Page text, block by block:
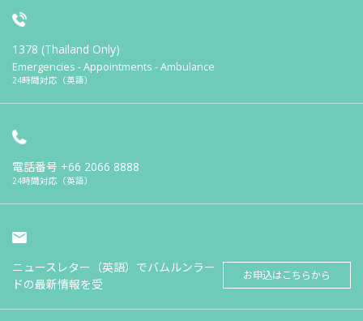
1378 (Thailand Only)
Emergencies - Appointments - Ambulance
24時間対応（英語）
電話番号 +66 2066 8888
24時間対応（英語）
ニュースレター（英語）でバムルンラー
ドの最新情報を受
お申込はこちらから